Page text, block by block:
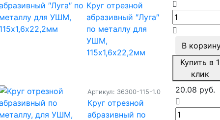
Круг отрезной
абразивный ″Луга″
по металлу для
УШМ,
115х1,6х22,2мм
В
Купить в 1
клик
Артикул: 36300-115-1.0
Круг отрезной
абразивный по
20.08 руб.